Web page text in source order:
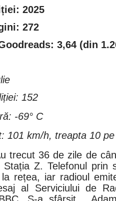
2025
272
3,64 (din
152
-69° C
101 km/h, treapta 10
trecut 36 de zile de
Stația Z. Telefonul prin
la rețea, iar radioul
al Serviciului de